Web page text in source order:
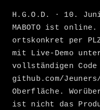
H.G.O.D. · 10.
MABOTO ist online.
ortskonkret per
mit Live-Demo
vollständigen
github.com/
Oberfläche.
ist nicht das